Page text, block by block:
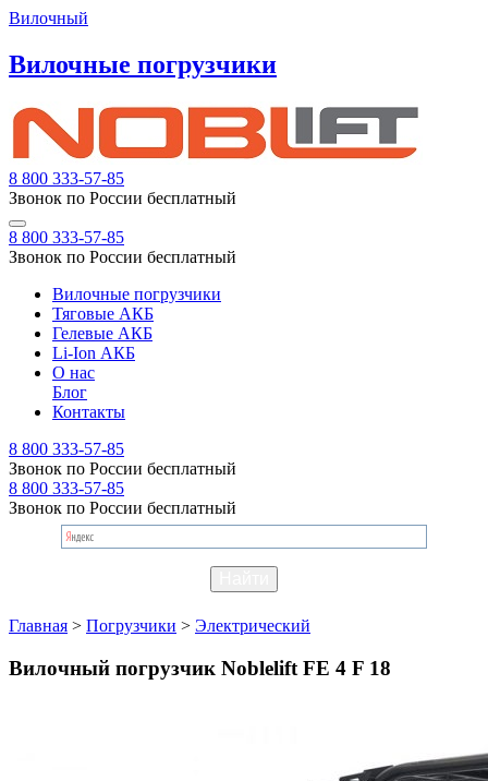
Вилочный
Вилочные погрузчики
8 800 333-57-85
Звонок по России бесплатный
8 800 333-57-85
Звонок по России бесплатный
Вилочные погрузчики
Тяговые АКБ
Гелевые АКБ
Li-Ion АКБ
О нас
Блог
Контакты
8 800 333-57-85
Звонок по России бесплатный
8 800 333-57-85
Звонок по России бесплатный
Главная > Погрузчики > Электрический
Вилочный погрузчик Noblelift FE 4 F 18